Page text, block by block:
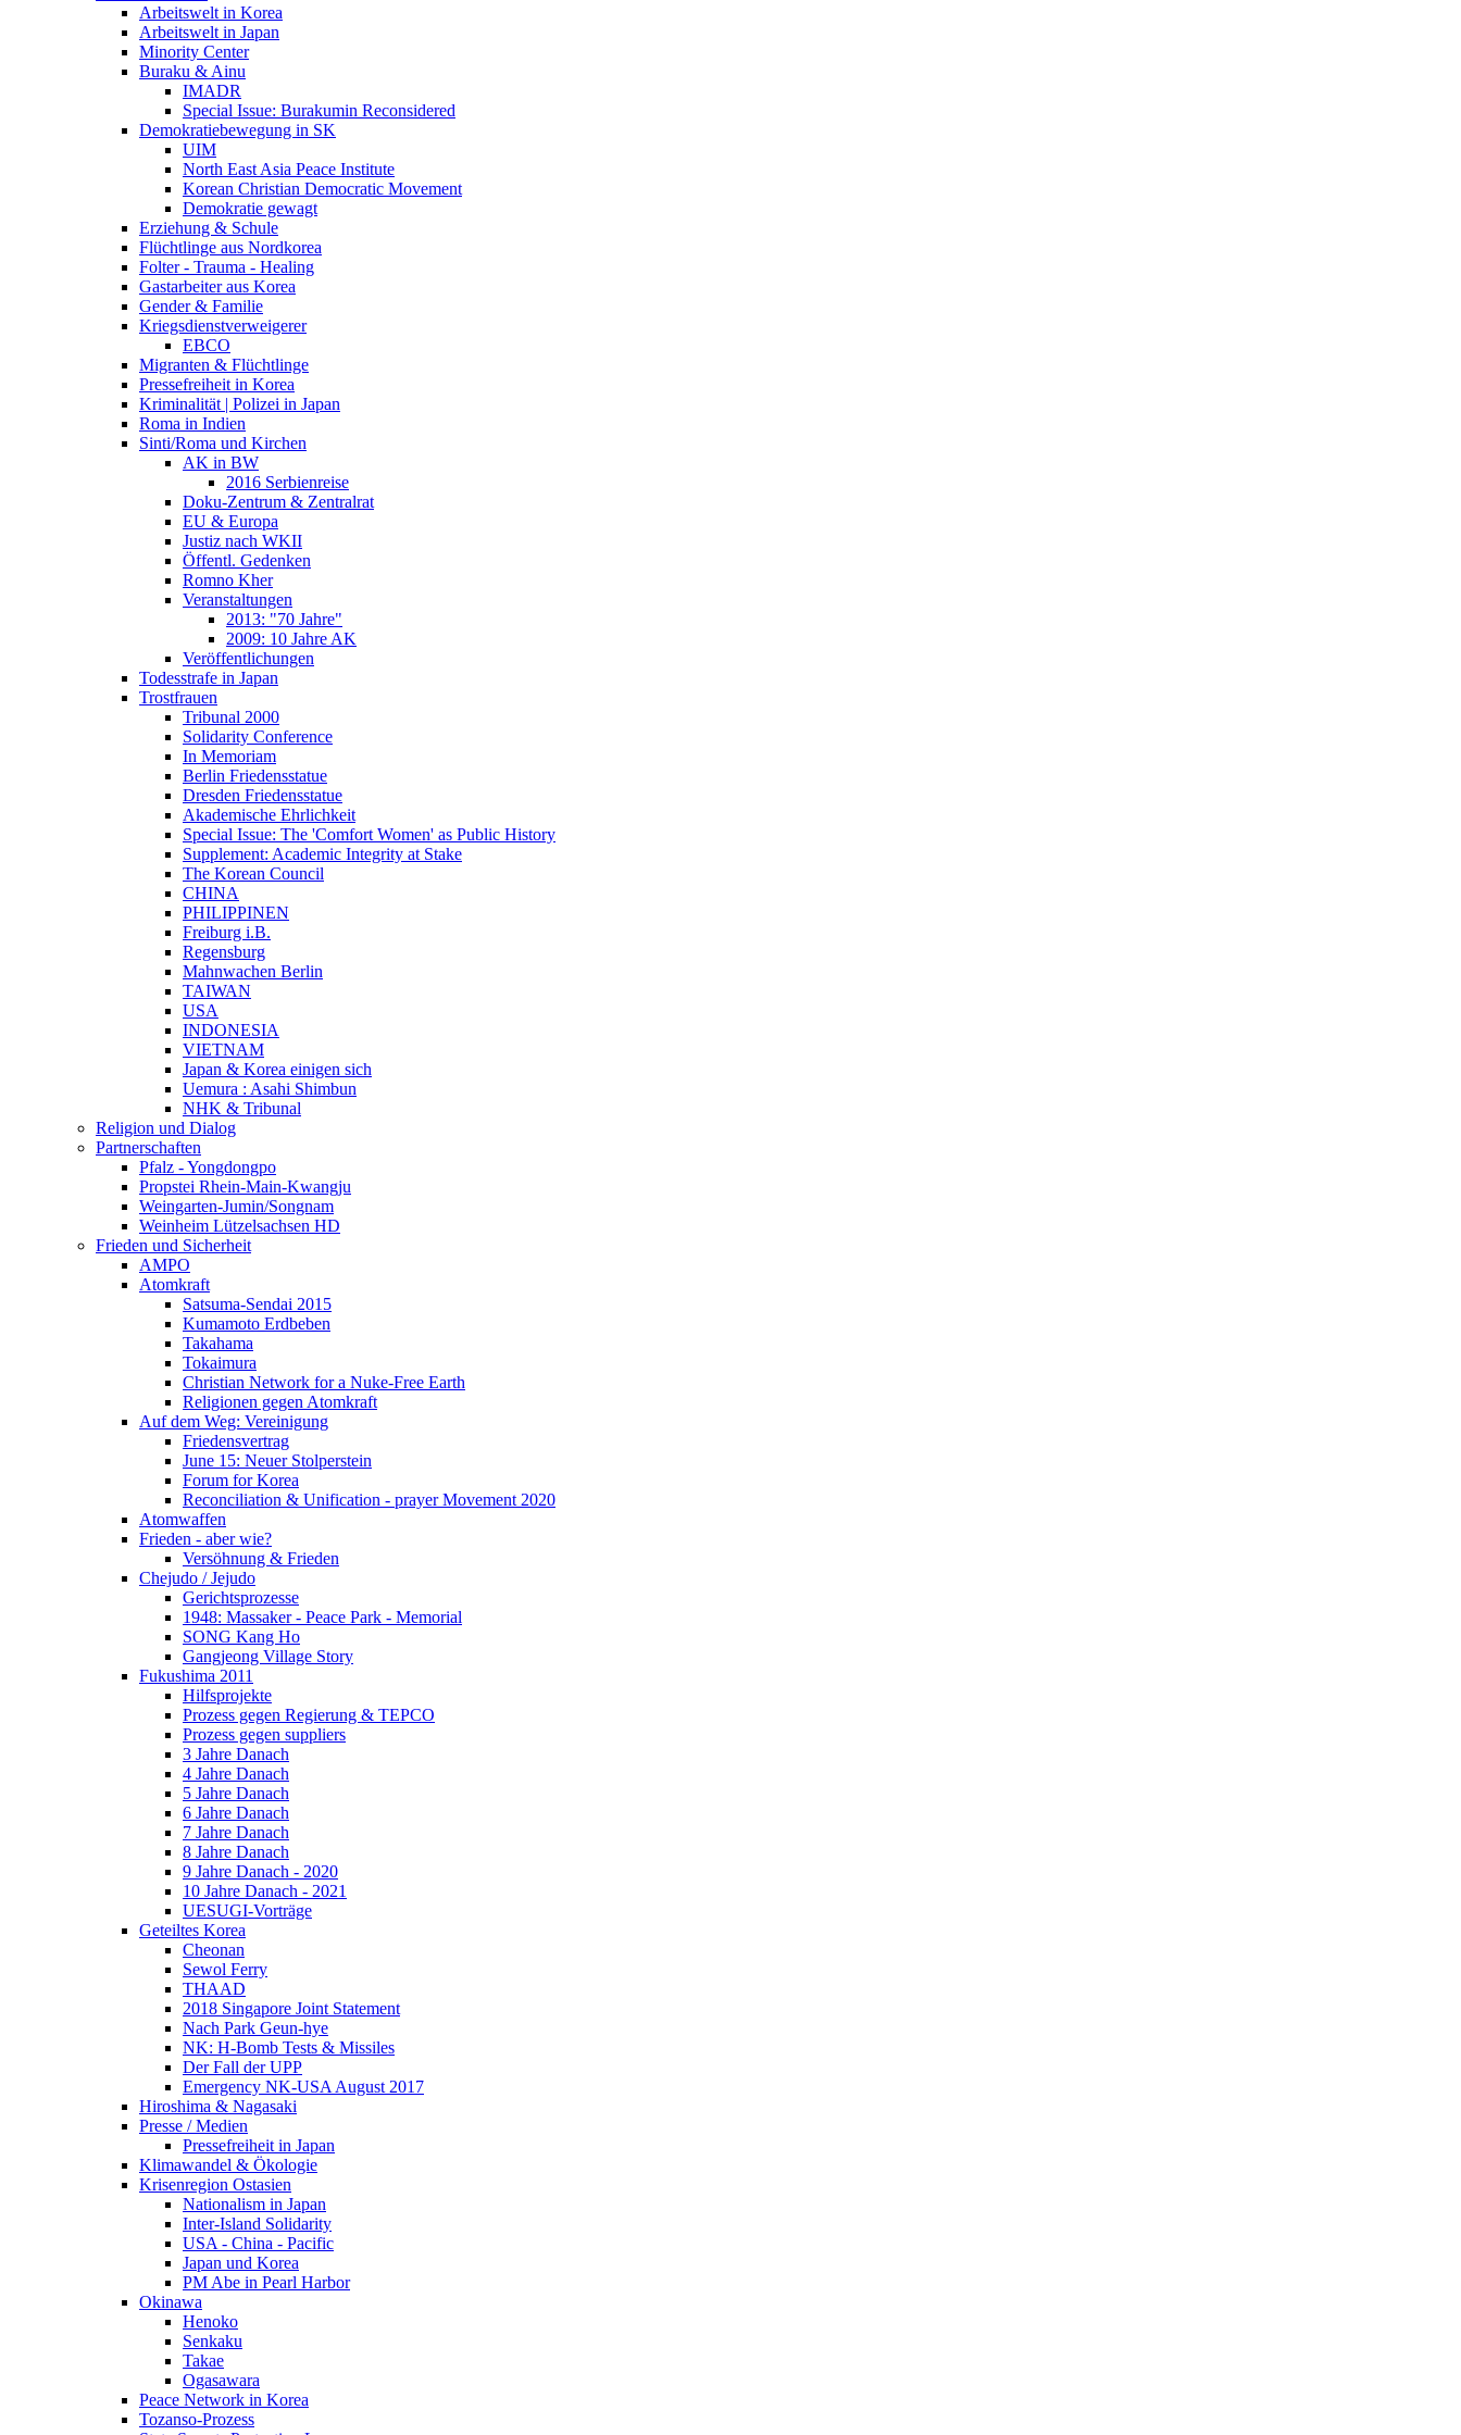
Arbeitswelt in Korea
Arbeitswelt in Japan
Minority Center
Buraku & Ainu
IMADR
Special Issue: Burakumin Reconsidered
Demokratiebewegung in SK
UIM
North East Asia Peace Institute
Korean Christian Democratic Movement
Demokratie gewagt
Erziehung & Schule
Flüchtlinge aus Nordkorea
Folter - Trauma - Healing
Gastarbeiter aus Korea
Gender & Familie
Kriegsdienstverweigerer
EBCO
Migranten & Flüchtlinge
Pressefreiheit in Korea
Kriminalität | Polizei in Japan
Roma in Indien
Sinti/Roma und Kirchen
AK in BW
2016 Serbienreise
Doku-Zentrum & Zentralrat
EU & Europa
Justiz nach WKII
Öffentl. Gedenken
Romno Kher
Veranstaltungen
2013: "70 Jahre"
2009: 10 Jahre AK
Veröffentlichungen
Todesstrafe in Japan
Trostfrauen
Tribunal 2000
Solidarity Conference
In Memoriam
Berlin Friedensstatue
Dresden Friedensstatue
Akademische Ehrlichkeit
Special Issue: The 'Comfort Women' as Public History
Supplement: Academic Integrity at Stake
The Korean Council
CHINA
PHILIPPINEN
Freiburg i.B.
Regensburg
Mahnwachen Berlin
TAIWAN
USA
INDONESIA
VIETNAM
Japan & Korea einigen sich
Uemura : Asahi Shimbun
NHK & Tribunal
Religion und Dialog
Partnerschaften
Pfalz - Yongdongpo
Propstei Rhein-Main-Kwangju
Weingarten-Jumin/Songnam
Weinheim Lützelsachsen HD
Frieden und Sicherheit
AMPO
Atomkraft
Satsuma-Sendai 2015
Kumamoto Erdbeben
Takahama
Tokaimura
Christian Network for a Nuke-Free Earth
Religionen gegen Atomkraft
Auf dem Weg: Vereinigung
Friedensvertrag
June 15: Neuer Stolperstein
Forum for Korea
Reconciliation & Unification - prayer Movement 2020
Atomwaffen
Frieden - aber wie?
Versöhnung & Frieden
Chejudo / Jejudo
Gerichtsprozesse
1948: Massaker - Peace Park - Memorial
SONG Kang Ho
Gangjeong Village Story
Fukushima 2011
Hilfsprojekte
Prozess gegen Regierung & TEPCO
Prozess gegen suppliers
3 Jahre Danach
4 Jahre Danach
5 Jahre Danach
6 Jahre Danach
7 Jahre Danach
8 Jahre Danach
9 Jahre Danach - 2020
10 Jahre Danach - 2021
UESUGI-Vorträge
Geteiltes Korea
Cheonan
Sewol Ferry
THAAD
2018 Singapore Joint Statement
Nach Park Geun-hye
NK: H-Bomb Tests & Missiles
Der Fall der UPP
Emergency NK-USA August 2017
Hiroshima & Nagasaki
Presse / Medien
Pressefreiheit in Japan
Klimawandel & Ökologie
Krisenregion Ostasien
Nationalism in Japan
Inter-Island Solidarity
USA - China - Pacific
Japan und Korea
PM Abe in Pearl Harbor
Okinawa
Henoko
Senkaku
Takae
Ogasawara
Peace Network in Korea
Tozanso-Prozess